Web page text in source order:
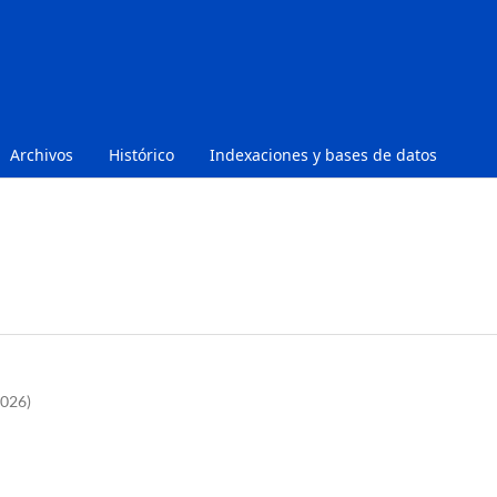
Archivos Histórico Indexaciones y bases de datos